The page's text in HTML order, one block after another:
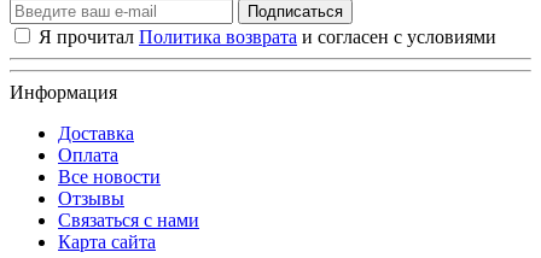
Подписаться
Я прочитал Политика возврата и согласен с условиями
Информация
Доставка
Оплата
Все новости
Отзывы
Связаться с нами
Карта сайта